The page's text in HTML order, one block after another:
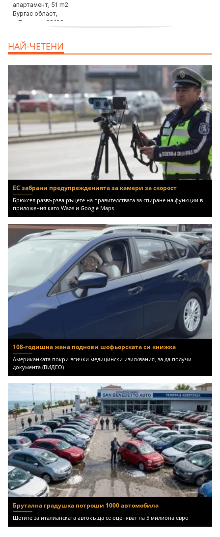
EUR
НАЙ-ЧЕТЕНИ
ЕС забрани предупрежденията за камери за скорост
Брюксел развързва ръцете на правителствата за спиране на функции в
приложения като Waze и Google Maps
108-годишна жена поднови шофьорската си книжка
Американката покри всички медицински изисквания, за да получи
документа (ВИДЕО)
Брутална градушка потроши 1000 автомобила
Щетите за италианската автокъща се оценяват на 5 милиона евро